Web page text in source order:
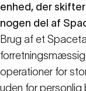
enhed, der
nogen del af
Brug af et
operationer for
uden for personlig